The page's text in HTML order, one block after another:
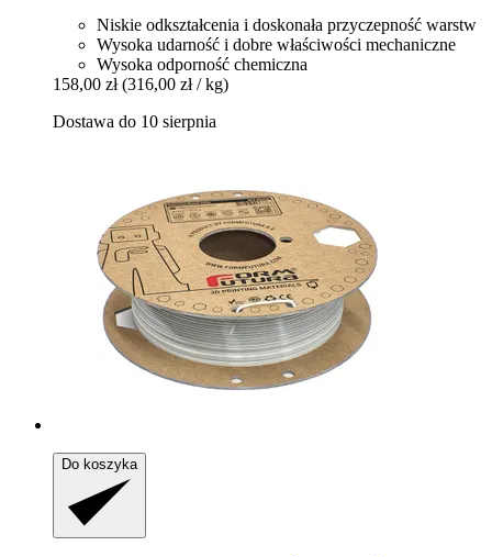
Niskie odkształcenia i doskonała przyczepność warstw
Wysoka udarność i dobre właściwości mechaniczne
Wysoka odporność chemiczna
158,00 zł (316,00 zł / kg)
Dostawa do 10 sierpnia
Do koszyka